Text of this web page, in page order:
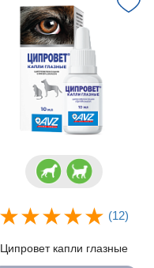
(12)
Ципровет капли глазные